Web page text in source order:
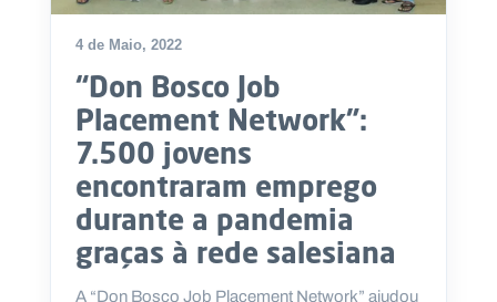
4 de Maio, 2022
“Don Bosco Job
Placement Network”:
7.500 jovens
encontraram emprego
durante a pandemia
graças à rede salesiana
A “Don Bosco Job Placement Network” ajudou
.
t
A
g
e
n
d
a
C
o
n
t
a
c
t
o
s